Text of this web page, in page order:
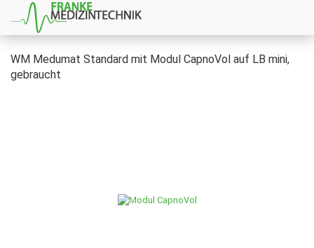
WM Medumat Standard mit Modul CapnoVol auf LB mini,
gebraucht